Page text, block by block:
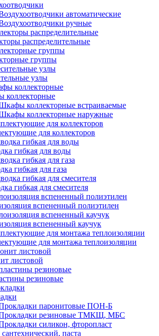
автоматические
ручные
распределительные
группы
узлы
коллекторные
коллекторные встраиваемые
коллекторные наружные
для коллекторов
гибкая для воды
гибкая для газа
гибкая для смесителя
вспененный полиэтилен
вспененный каучук
для монтажа теплоизоляции
листовой
резиновые
паронитовые ПОН-Б
резиновые ТМКЩ, МБС
силикон, фторопласт